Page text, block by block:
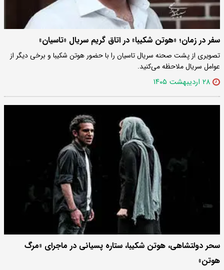
سفر در زمان؛ «هوتن شکیبا» در اتاق گریم سریال «تاسیان»
تصویری از پشت صحنه سریال تاسیان را با حضور هوتن شکیبا و برخی دیگر از
عوامل سریال ملاحظه می‌کنید.
۲۸ اردیبهشت ۱۴۰۵
سحر دولتشاهی، هوتن شکیبا، ستاره پسیانی در ماجرای «مرگ
هوتن»